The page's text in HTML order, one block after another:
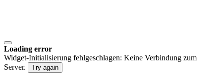
Loading error
Widget-Initialisierung fehlgeschlagen: Keine Verbindung zum
Server.
Try again